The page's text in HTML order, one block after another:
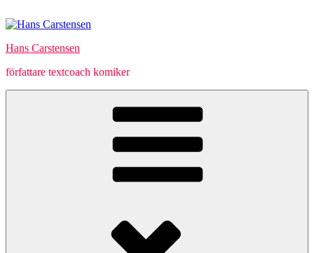
till
Hans Carstensen
författare textcoach komiker